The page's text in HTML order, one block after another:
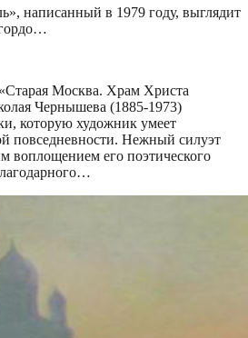
написанный в 1979 году, выглядит
Москва. Храм Христа
Чернышева (1885-1973)
которую художник умеет
повседневности. Нежный силуэт
воплощением его поэтического